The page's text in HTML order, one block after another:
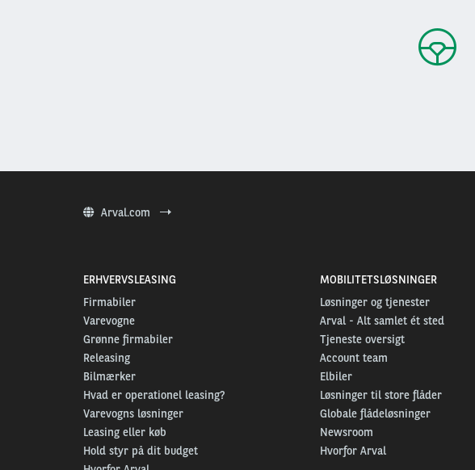
Arval.com
ERHVERVSLEASING
Firmabiler
Varevogne
Grønne firmabiler
Releasing
Bilmærker
Hvad er operationel leasing?
Varevogns løsninger
Leasing eller køb
Hold styr på dit budget
MOBILITETSLØSNINGER
Løsninger og tjenester
Arval - Alt samlet ét sted
Tjeneste oversigt
Account team
Elbiler
Løsninger til store flåder
Globale flådeløsninger
Newsroom
Hvorfor Arval